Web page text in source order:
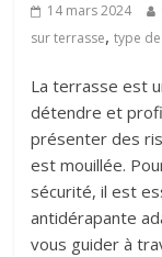
14 mars 2024
sur terrasse,type
La terrasse est
détendre et
présenter des
est mouillée.
sécurité, il est
antidérapante
vous guider à